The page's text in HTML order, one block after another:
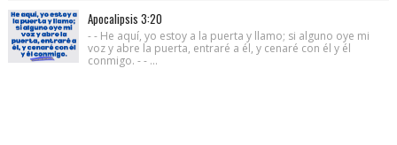
Apocalipsis 3:20
- - He aquí, yo estoy a la puerta y llamo; si alguno oye mi
voz y abre la puerta, entraré a él, y cenaré con él y él
conmigo. - - ...